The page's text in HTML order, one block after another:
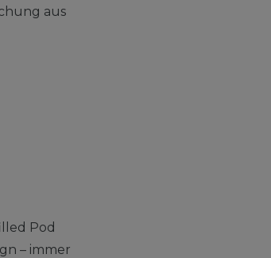
aus
Pod
– immer